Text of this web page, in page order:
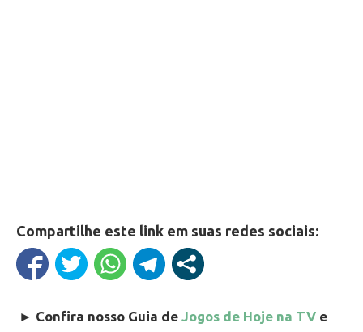
Compartilhe este link em suas redes sociais:
► Confira nosso Guia de Jogos de Hoje na TV e